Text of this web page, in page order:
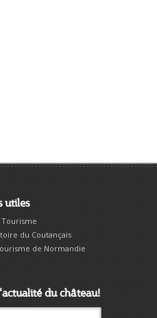
utiles
du Coutançais
de Normandie
du château!